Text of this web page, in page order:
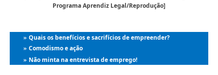
Programa Aprendiz Legal/Reprodução]
» Quais os benefícios e sacrifícios de empreender?
» Comodismo e ação
» Não minta na entrevista de emprego!